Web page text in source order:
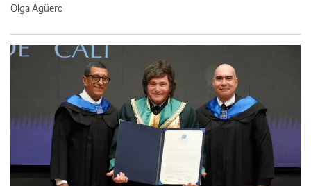
Olga Agüero